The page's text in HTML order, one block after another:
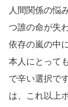
人間関係の悩
つ誰の命が失
依存の嵐の中
本人にとって
で辛い選択で
は、これ以上